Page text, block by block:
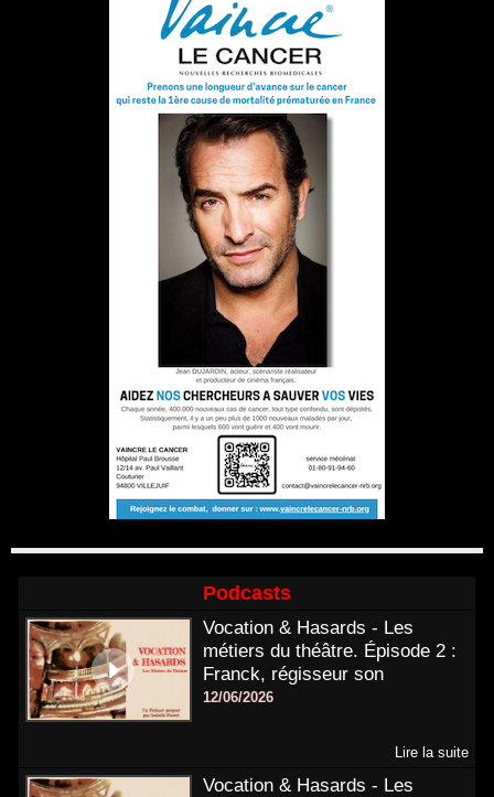
Podcasts
Vocation & Hasards - Les
métiers du théâtre. Épisode 2 :
Franck, régisseur son
12/06/2026
Lire la suite
Vocation & Hasards - Les